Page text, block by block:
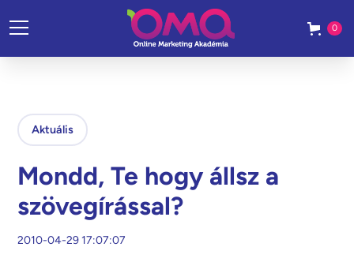
0
Aktuális
Mondd, Te hogy állsz a
szövegírással?
2010-04-29 17:07:07